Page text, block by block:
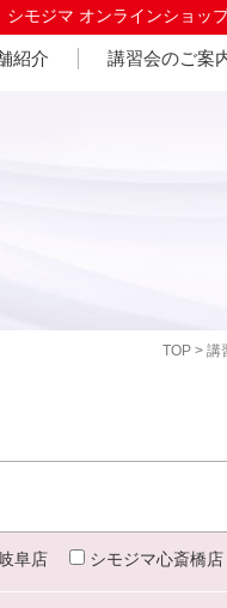
シモジマ オンラインショッ
紹介 講習会のご案
TOP > 講
阜店 シモジマ心斎橋店